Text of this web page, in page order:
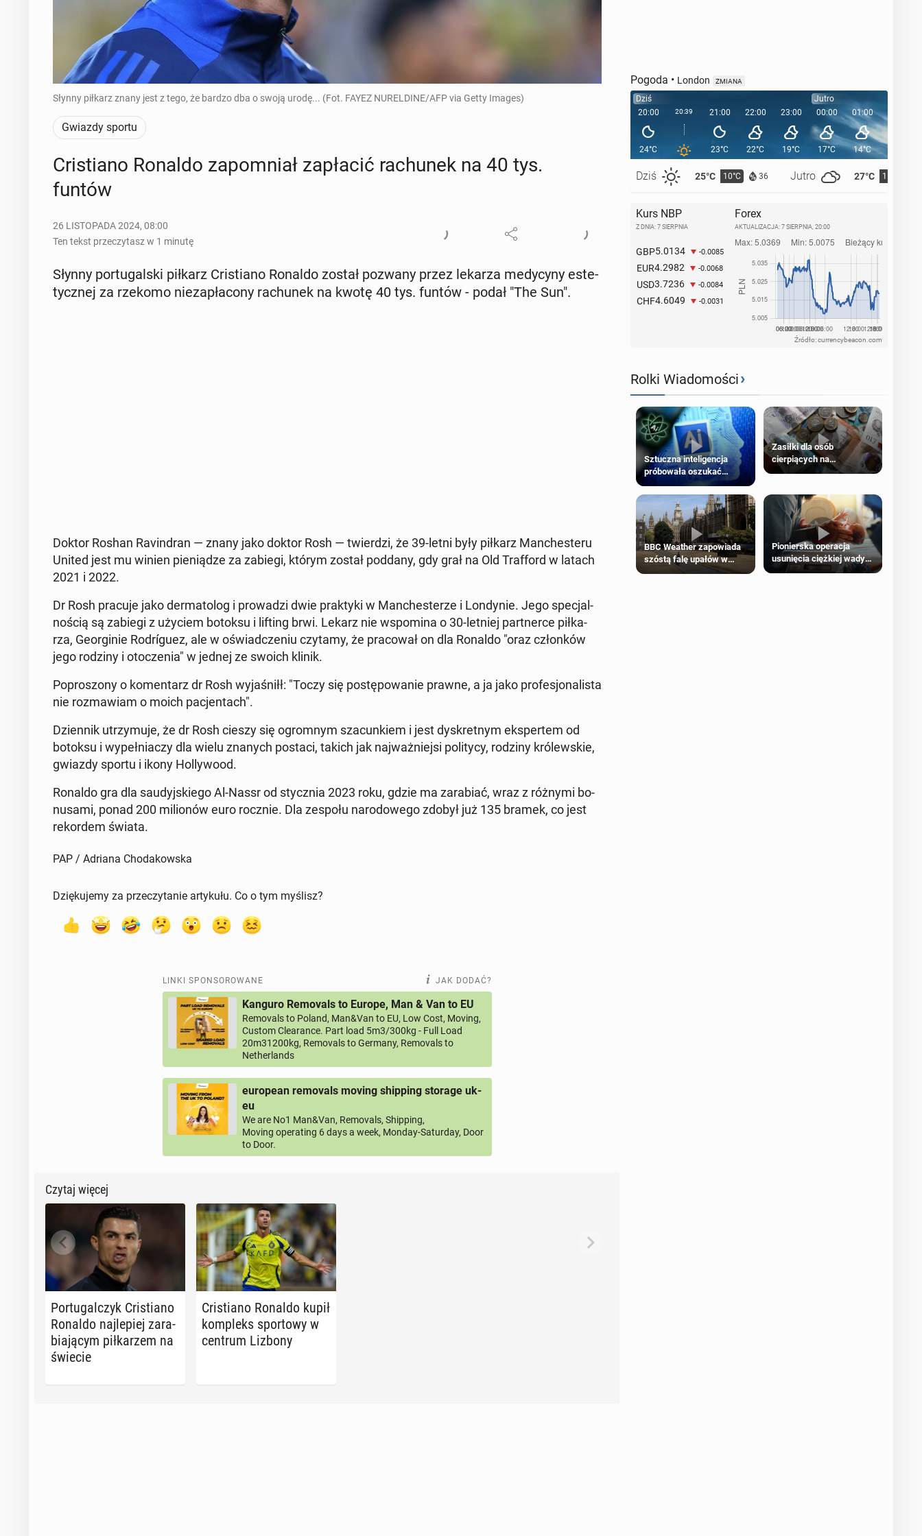
Słynny piłkarz znany jest z tego, że bardzo dba o swoją urodę... (Fot. FAYEZ NURELDINE/AFP via Getty Images)
Gwiazdy sportu
Cri­stia­no Ronaldo za­po­mniał za­pła­cić ra­chu­nek na 40 tys.
funtów
26 LISTOPADA 2024, 08:00
Ten tekst przeczytasz w 1 minutę
Słynny por­tu­gal­ski piłkarz Cri­stia­no Ronaldo został pozwany przez lekarza me­dy­cy­ny es­te­
tycz­nej za rzekomo nie­za­pła­co­ny ra­chu­nek na kwotę 40 tys. funtów - podał "The Sun".
Doktor Roshan Ra­vin­dran — znany jako doktor Rosh — twier­dzi, że 39-letni były piłkarz Man­che­ste­ru
United jest mu winien pie­nią­dze za zabiegi, którym został poddany, gdy grał na Old Traf­ford w latach
2021 i 2022.
Dr Rosh pracuje jako der­ma­to­log i pro­wa­dzi dwie prak­ty­ki w Man­che­ste­rze i Lon­dy­nie. Jego spe­cjal­
no­ścią są zabiegi z użyciem botoksu i lifting brwi. Lekarz nie wspo­mi­na o 30-letniej part­ner­ce pił­ka­
rza, Geo­r­gi­nie Ro­drígu­ez, ale w oświad­cze­niu czytamy, że pra­co­wał on dla Ronaldo "oraz człon­ków
jego rodziny i oto­cze­nia" w jednej ze swoich klinik.
Po­pro­szo­ny o ko­men­tarz dr Rosh wy­ja­śniłł: "Toczy się po­stę­po­wa­nie prawne, a ja jako pro­fe­sjo­na­li­sta
nie roz­ma­wiam o moich pa­cjen­tach".
Dzien­nik utrzy­mu­je, że dr Rosh cieszy się ogrom­nym sza­cun­kiem i jest dys­kret­nym eks­per­tem od
botoksu i wy­peł­nia­czy dla wielu znanych postaci, takich jak naj­waż­niej­si po­li­ty­cy, rodziny kró­lew­skie,
gwiazdy sportu i ikony Hol­ly­wo­od.
Ronaldo gra dla sau­dyj­skie­go Al-Nassr od stycz­nia 2023 roku, gdzie ma za­ra­biać, wraz z różnymi bo­
nu­sa­mi, ponad 200 mi­lio­nów euro rocznie. Dla zespołu na­ro­do­we­go zdobył już 135 bramek, co jest
re­kor­dem świata.
PAP / Adriana Chodakowska
Dziękujemy za przeczytanie artykułu. Co o tym myślisz?
LINKI SPONSOROWANE JAK DODAĆ?
Kanguro Removals to Europe, Man & Van to EU
Removals to Poland, Man&Van to EU, Low Cost, Moving,
Custom Clearance. Part load 5m3/300kg - Full Load
20m31200kg, Removals to Germany, Removals to
Netherlands
european removals moving shipping storage uk-
eu
We are No1 Man&Van, Removals, Shipping,
Moving operating 6 days a week, Monday-Saturday, Door
to Door.
Czytaj więcej
Por­tu­gal­czyk Cri­stia­no
Ronaldo naj­le­piej za­ra­
bia­ją­cym pił­ka­rzem na
świecie
Cri­stia­no Ronaldo kupił
kom­pleks spor­to­wy w
centrum Lizbony
Pogoda • London ZMIANA
Dziś
20:00
24°C
Dziś 25°C 10°C 36 Jutro 27°C 11°C
20:39 21:00
23°C
22:00
22°C
23:00
19°C
Jutro
00:00
17°C
01:00
14°C
02:00
Kurs NBP
Z DNIA: 7 SIERPNIA
GBP5.0134 -0.0085
EUR4.2982 -0.0068
USD3.7236 -0.0084
CHF4.6049 -0.0031
Forex
AKTUALIZACJA: 7 SIERPNIA, 20:00
Źródło: currencybeacon.com
Rolki Wiadomości›
Sztuczna inteligencja
próbowała oszukać
człowieka
Zasiłki dla osób
cierpiących na
schorzenia psychiczne
BBC Weather zapowiada
szóstą falę upałów w
Londynie
Pionierska operacja
usunięcia ciężkiej wady
wrodzonej płodu w łonie